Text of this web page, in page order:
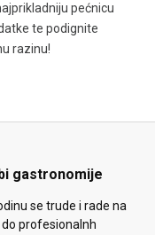
pećnicu
te podignite
razinu!
gastronomije
se trude i rade na
profesionalnh